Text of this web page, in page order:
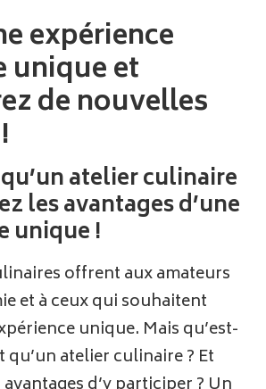
expérience
unique et
de nouvelles
atelier culinaire
les avantages d’une
unique !
offrent aux amateurs
et à ceux qui souhaitent
unique. Mais qu’est-
qu’un atelier culinaire ? Et